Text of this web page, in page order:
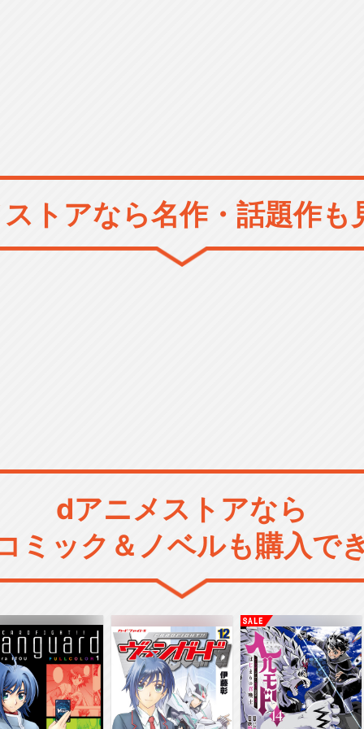
トアなら名作・話題作も
dアニメストアなら
ミック＆ノベルも購入で